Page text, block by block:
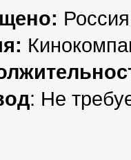
Россия
: Не